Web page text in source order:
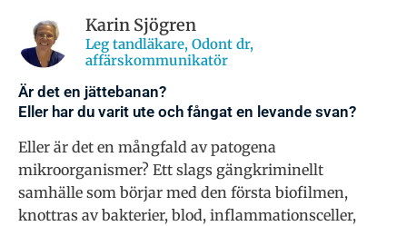
Karin Sjögren
Leg tandläkare, Odont dr,
affärskommunikatör
Är det en jättebanan?
Eller har du varit ute och fångat en levande svan?
Eller är det en mångfald av patogena
mikroorganismer? Ett slags gängkriminellt
samhälle som börjar med den första biofilmen,
knottras av bakterier, blod, inflammationsceller,